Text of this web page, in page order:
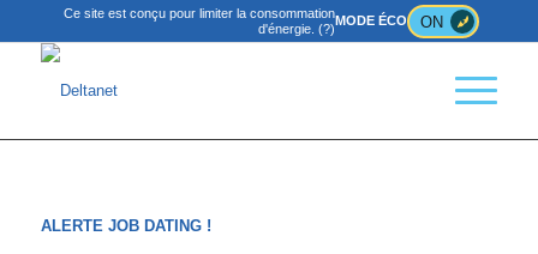
Ce site est conçu pour limiter la consommation
d'énergie.(?)
MODE ÉCO ON
ALERTE JOB DATING !